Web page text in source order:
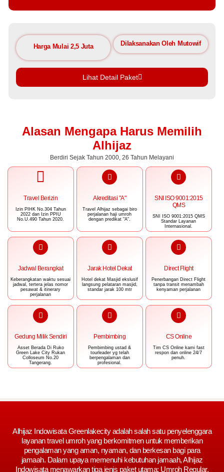
Harga Mulai 2,5 Juta Dilaksanakan Oleh Mutowif
Lihat Detail Paket
Alasan Mengapa Harus Memilih
Alhijaz
Berdiri Sejak Tahun 2000, 26 Tahun Melayani
Travel Berizin
Izin PIHK No.304 Tahun
2022 dan Izin PPIU
No.U.490 Tahun 2020.
Akreditasi "A"
Travel Alhijaz sebagai biro
perjalanan haji umroh
dengan predikat "A".
SNI ISO 9001:2015
QMS
SNI ISO 9001:2015 QMS
Standar Layanan
Internasional.
Jadwal Berangkat
Keberangkatan waktu sesuai
jadwal, tertera jelas nomor
pesawat & itinerary
perjalanan
Jarak Hotel Dekat
Hotel dekat Masjid ekslusif
langsung pelataran masjid,
standar jarak 100 mtr
Direct Flight
Penerbangan Direct Flight
tanpa transit menambah
kenyaman perjalanan
Gedung Milik Sendiri
Asset Berada Di Ruko
Green Lake City Rukan
Colloseum No.20
Tangerang.
Pembimbing
Pembimbing ustad &
tourleader yg telah
berpengalaman dan
profesional.
CS Online
Tim CS Online kami fast
respon dan online 24/7
penuh.
Alhijaz Indowisata Greenlakecity adalah salah satu penyelenggara
layanan travel umroh yang berkomitmen untuk memberikan
pengalaman yang aman, nyaman, dan berkesan bagi para
jamaah. Dalam upaya memenuhi kebutuhan jamaah, Alhijaz
Indowisata menawarkan tiga jenis paket utama: Umroh Regular,